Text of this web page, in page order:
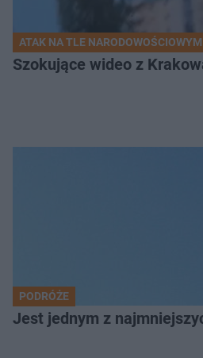
ATAK NA TLE NARODOWOŚCIOWYM
Szokujące wideo z
PODRÓŻE
Jest jednym z